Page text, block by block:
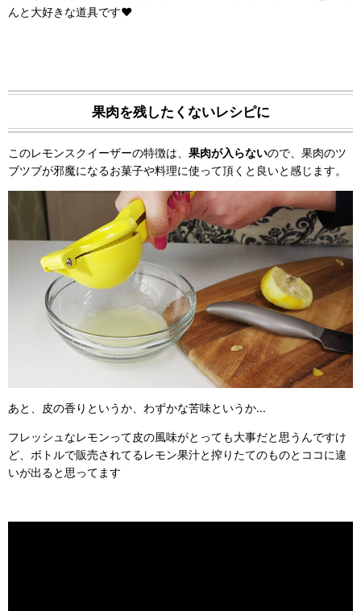
んと大好きな道具です❤︎
果肉を残したくないレシピに
このレモンスクイーザーの特徴は、 果肉が入らないので、果肉のツ
ブツブが邪魔になるお菓子や料理に使って頂くと良いと感じます。
あと、皮の香りというか、わずかな苦味というか...
フレッシュなレモンって皮の風味がとっても大事だと思うんですけ
ど、ボトルで販売されてるレモン果汁と搾りたてのものとココに違
いが出ると思ってます